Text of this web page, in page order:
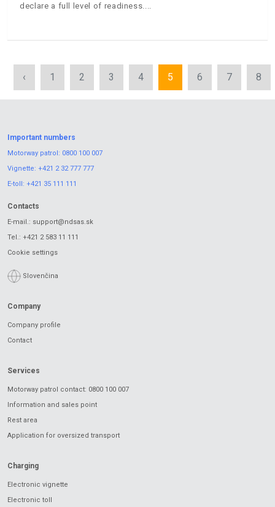
declare a full level of readiness.
‹ 1 2 3 4 5 6 7 8
Important numbers
Motorway patrol: 0800 100 007
Vignette: +421 2 32 777 777
E-toll: +421 35 111 111
Contacts
E-mail.: support@ndsas.sk
Tel.: +421 2 583 11 111
Cookie settings
Slovenčina
Company
Company profile
Contact
Services
Motorway patrol contact: 0800 100 007
Information and sales point
Rest area
Application for oversized transport
Charging
Electronic vignette
Electronic toll